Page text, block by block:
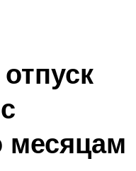
месяцам